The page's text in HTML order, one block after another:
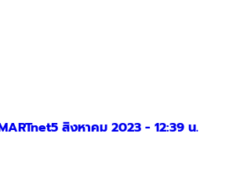
5 สิงหาคม 2023 - 12:39 น.